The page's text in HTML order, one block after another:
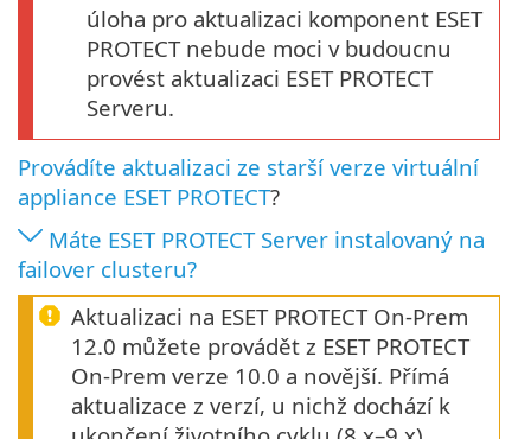
úloha pro aktualizaci komponent ESET
PROTECT nebude moci v budoucnu
provést aktualizaci ESET PROTECT
Serveru.
Provádíte aktualizaci ze starší verze virtuální
appliance ESET PROTECT?
Máte ESET PROTECT Server instalovaný na
failover clusteru?
Aktualizaci na ESET PROTECT On-Prem
12.0 můžete provádět z ESET PROTECT
On-Prem verze 10.0 a novější. Přímá
aktualizace z verzí, u nichž dochází k